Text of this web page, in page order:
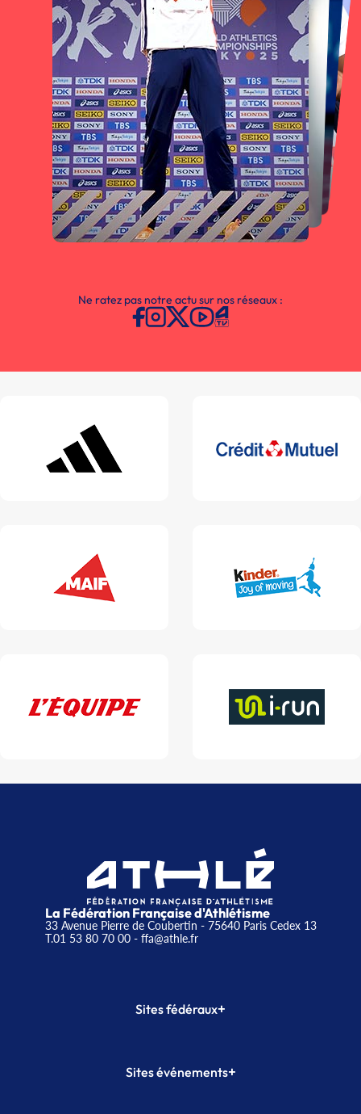
Ne ratez pas notre actu sur nos réseaux :
La Fédération Française d'Athlétisme
33 Avenue Pierre de Coubertin - 75640 Paris Cedex 13
T.01 53 80 70 00- ffa@athle.fr
Sites fédéraux+
Plateforme Formation
Sites événements+